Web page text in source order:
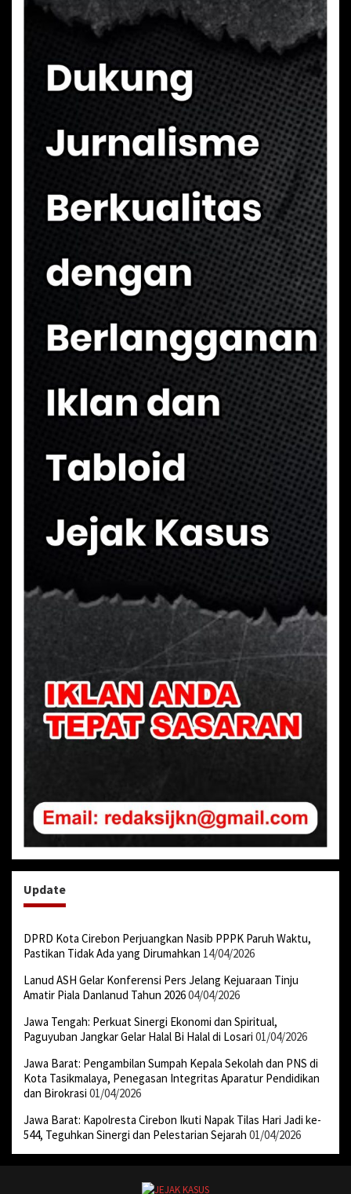
Update
DPRD Kota Cirebon Perjuangkan Nasib PPPK Paruh Waktu,
Pastikan Tidak Ada yang Dirumahkan 14/04/2026
Lanud ASH Gelar Konferensi Pers Jelang Kejuaraan Tinju
Amatir Piala Danlanud Tahun 202604/04/2026
Jawa Tengah: Perkuat Sinergi Ekonomi dan Spiritual,
Paguyuban Jangkar Gelar Halal Bi Halal di Losari 01/04/2026
Jawa Barat: Pengambilan Sumpah Kepala Sekolah dan PNS di
Kota Tasikmalaya, Penegasan Integritas Aparatur Pendidikan
dan Birokrasi 01/04/2026
Jawa Barat: Kapolresta Cirebon Ikuti Napak Tilas Hari Jadi ke-
544, Teguhkan Sinergi dan Pelestarian Sejarah 01/04/2026